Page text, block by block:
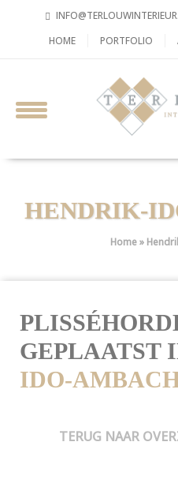
HOME
PORTFOLIO
HENDRIK-
Home»
GEPLAATST
IDO-
TERUG NAAR